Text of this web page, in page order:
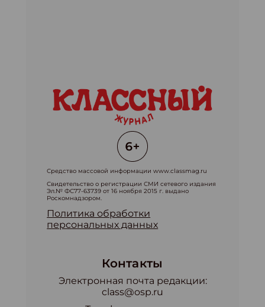
Средство массовой информации www.classmag.ru
Свидетельство о регистрации СМИ сетевого издания
Эл.№ ФС77-63739 от 16 ноября 2015 г. выдано
Роскомнадзором.
Политика обработки
персональных данных
Контакты
Электронная почта редакции:
class@osp.ru